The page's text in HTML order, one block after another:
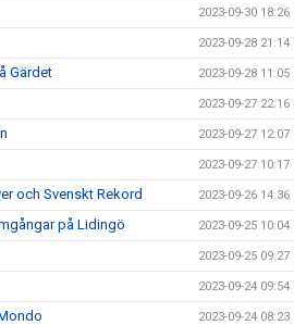
2023-09-30 18:26
2023-09-28 21:14
Gärdet 2023-09-28 11:05
2023-09-27 22:16
2023-09-27 12:07
2023-09-27 10:17
och Svenskt Rekord 2023-09-26 14:36
på Lidingö 2023-09-25 10:04
2023-09-25 09:27
2023-09-24 09:54
2023-09-24 08:23